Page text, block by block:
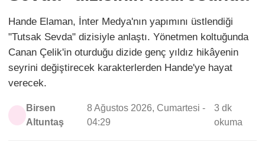
Hande Elaman, İnter Medya'nın yapımını üstlendiği
"Tutsak Sevda" dizisiyle anlaştı. Yönetmen koltuğunda
Canan Çelik'in oturduğu dizide genç yıldız hikâyenin
seyrini değiştirecek karakterlerden Hande'ye hayat
verecek.
Birsen
Altuntaş
8 Ağustos 2026, Cumartesi -
04:29
3 dk
okuma